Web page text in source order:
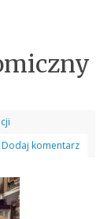
Dodaj komentarz